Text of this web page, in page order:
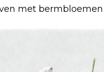
met bermbloemen